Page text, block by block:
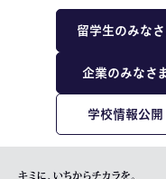
留学生のみなさ
企業のみなさま
学校情報公開